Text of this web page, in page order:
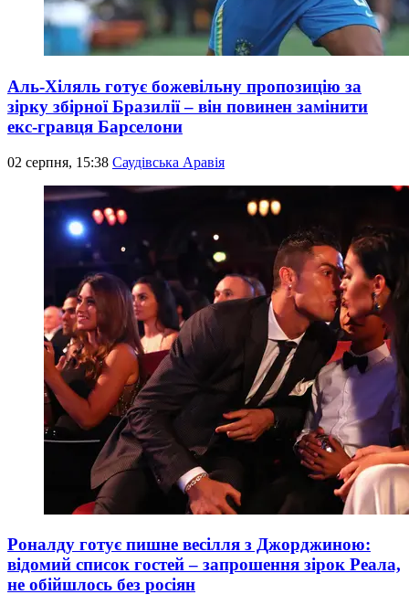
Аль-Хіляль готує божевільну пропозицію за
зірку збірної Бразилії – він повинен замінити
екс-гравця Барселони
02 серпня, 15:38 Саудівська Аравія
Роналду готує пишне весілля з Джорджиною:
відомий список гостей – запрошення зірок Реала,
не обійшлось без росіян